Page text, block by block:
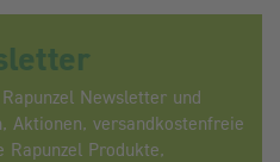
Newsletter und
Aktionen, versandkostenfreie
Rapunzel Produkte,